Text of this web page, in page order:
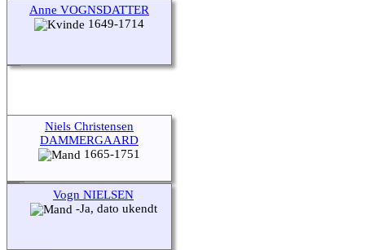
Anne VOGNSDATTER
1649-1714
Niels Christensen
DAMMERGAARD
1665-1751
Vogn NIELSEN
-Ja, dato ukendt